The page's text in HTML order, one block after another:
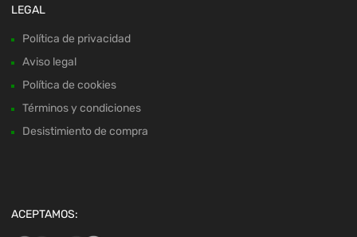
LEGAL
Política de privacidad
Aviso legal
Política de cookies
Términos y condiciones
Desistimiento de compra
ACEPTAMOS: